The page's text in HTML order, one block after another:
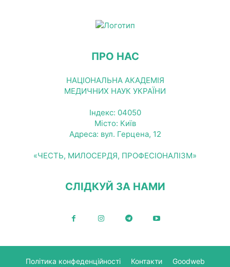
ПРО НАС
НАЦІОНАЛЬНА АКАДЕМІЯ
МЕДИЧНИХ НАУК УКРАЇНИ
Індекс: 04050
Місто: Київ
Адреса: вул. Герцена, 12
«ЧЕСТЬ, МИЛОСЕРДЯ, ПРОФЕСІОНАЛІЗМ»
СЛІДКУЙ ЗА НАМИ
Політика конфеденційності Контакти Goodweb